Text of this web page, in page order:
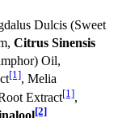
Dulcis (Sweet
Citrus Sinensis
Oil,
[1], Melia
Extract[1],
[2]